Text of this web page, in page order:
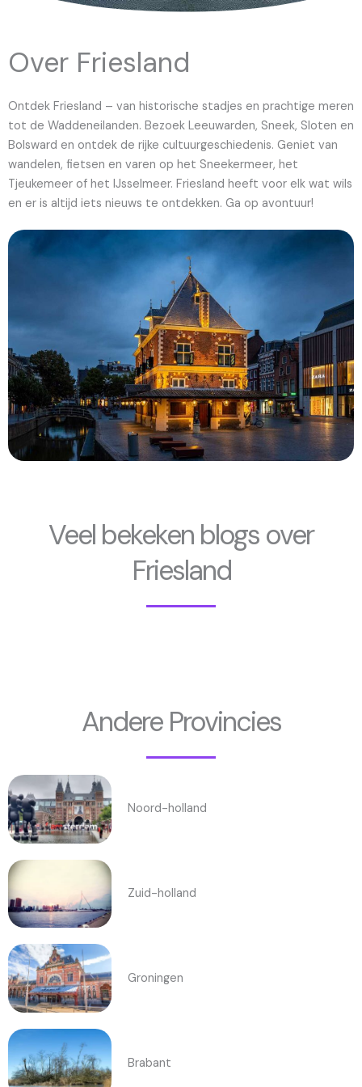
Over Friesland
Ontdek Friesland – van historische stadjes en prachtige meren
tot de Waddeneilanden. Bezoek Leeuwarden, Sneek, Sloten en
Bolsward en ontdek de rijke cultuurgeschiedenis. Geniet van
wandelen, fietsen en varen op het Sneekermeer, het
Tjeukemeer of het IJsselmeer. Friesland heeft voor elk wat wils
en er is altijd iets nieuws te ontdekken. Ga op avontuur!
Veel bekeken blogs over
Friesland
Andere Provincies
Noord-holland
Zuid-holland
Groningen
Brabant